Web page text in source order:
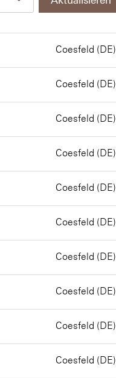
Coesfeld (DE)
Coesfeld (DE)
Coesfeld (DE)
Coesfeld (DE)
Coesfeld (DE)
Coesfeld (DE)
Coesfeld (DE)
Coesfeld (DE)
Coesfeld (DE)
Coesfeld (DE)